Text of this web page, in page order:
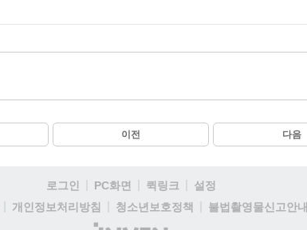
이전 다음
로그인 PC화면 퀵링크
설정
개인정보처리방침 청소년보호정책
불법촬영물신고안내